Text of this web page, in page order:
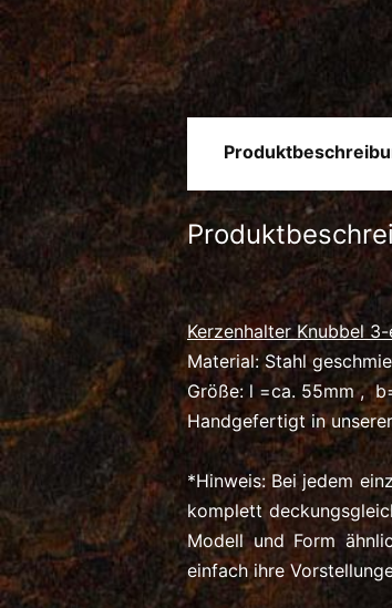
Kerzenhalter Knubbel
Material: Stahl
Größe: l =ca. 55mm ,
Handgefertigt in
*Hinweis: Bei jedem
komplett
Modell und Form
einfach ihre